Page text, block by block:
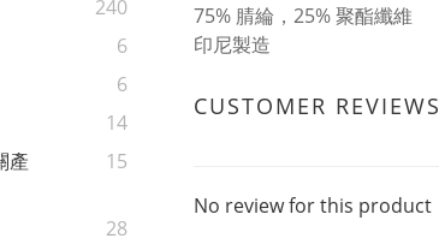
240
6
6
14
產
15
28
75% 腈綸，25% 聚酯纖維
印尼製造
CUSTOMER REVIEWS
No review for this product